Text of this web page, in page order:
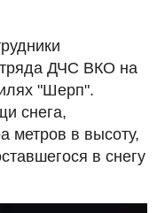
ДЧС ВКО на
"Шерп".
снега,
метров в высоту,
в снегу